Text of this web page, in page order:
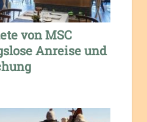
von MSC
Anreise und